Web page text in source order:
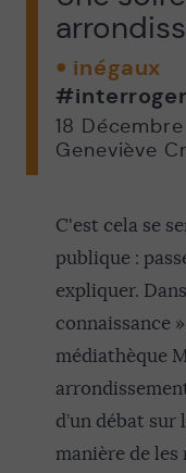
inégaux
#interroger
18
Geneviève
C'est cela se
publique :
expliquer.
connaissance
médiathèque
d’un débat
manière de les